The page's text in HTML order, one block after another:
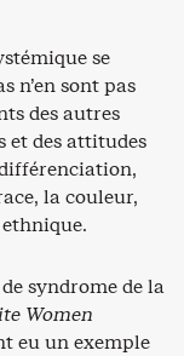
se
n’en sont pas
des autres
et des attitudes
la couleur,
ethnique.
syndrome de la
Women
eu un exemple